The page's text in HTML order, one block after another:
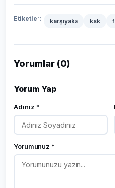
Etiketler: karşıyaka ksk
Yorumlar (0)
Yorum Yap
Adınız *
Yorumunuz *